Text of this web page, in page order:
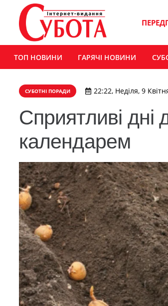
ТОП НОВИНИ ГАРЯЧІ НОВИНИ
СУБОТНІ ПОРАДИ 22:22, Неділя, 9
Сприятливі дні
календарем